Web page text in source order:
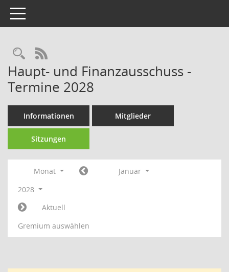
Toggle navigation
Rechercheauswahl
RSS-Feed
Haupt- und Finanzausschuss -
Termine 2028
Informationen Mitglieder
Sitzungen
Monat
Januar
2028
Aktuell
Gremium auswählen